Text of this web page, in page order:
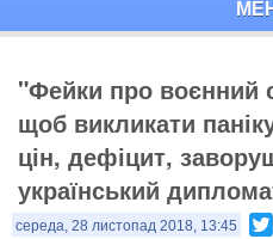
"Фейки про
щоб викликати
цін, дефіцит,
український
середа, 28 листопад 2018, 13:45